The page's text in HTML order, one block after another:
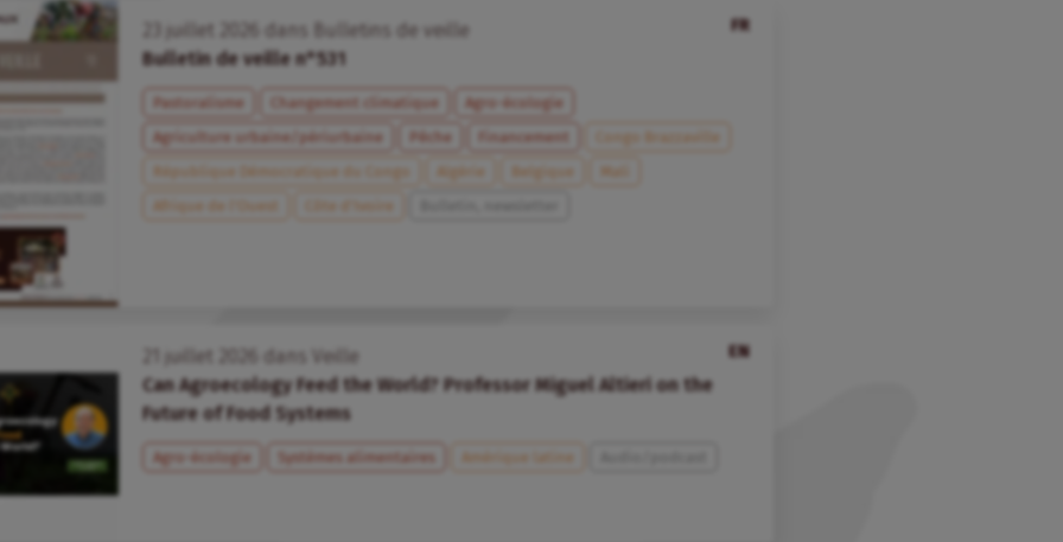
FR
juillet dans
Bulletins de veille
Bulletin de veille n°531
Pastoralisme Changement climatique
Agro-écologie
Agriculture urbaine/périurbaine
Pêche Financement
Congo Brazzaville
République Démocratique du Congo
Algérie Belgique
Mali
Afrique de l’Ouest
Côte d’Ivoire
EN
juillet dans
Veille
Can Agroecology Feed the World? Professor Miguel Altieri on the
Future of Food Systems
Agro-écologie Systèmes alimentaires Amérique latine